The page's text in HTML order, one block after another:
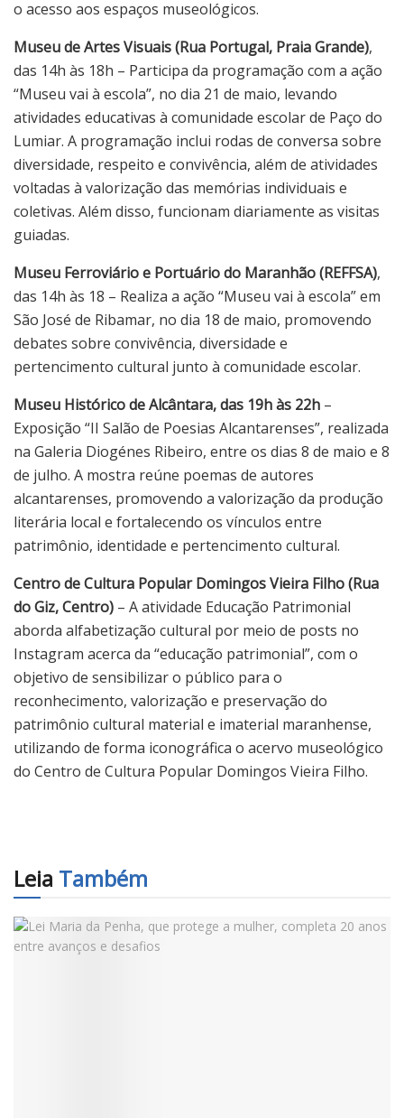
o acesso aos espaços museológicos.
Museu de Artes Visuais (Rua Portugal, Praia Grande),
das 14h às 18h – Participa da programação com a ação
“Museu vai à escola”, no dia 21 de maio, levando
atividades educativas à comunidade escolar de Paço do
Lumiar. A programação inclui rodas de conversa sobre
diversidade, respeito e convivência, além de atividades
voltadas à valorização das memórias individuais e
coletivas. Além disso, funcionam diariamente as visitas
guiadas.
Museu Ferroviário e Portuário do Maranhão (REFFSA),
das 14h às 18 – Realiza a ação “Museu vai à escola” em
São José de Ribamar, no dia 18 de maio, promovendo
debates sobre convivência, diversidade e
pertencimento cultural junto à comunidade escolar.
Museu Histórico de Alcântara, das 19h às 22h –
Exposição “II Salão de Poesias Alcantarenses”, realizada
na Galeria Diogénes Ribeiro, entre os dias 8 de maio e 8
de julho. A mostra reúne poemas de autores
alcantarenses, promovendo a valorização da produção
literária local e fortalecendo os vínculos entre
patrimônio, identidade e pertencimento cultural.
Centro de Cultura Popular Domingos Vieira Filho (Rua
do Giz, Centro) – A atividade Educação Patrimonial
aborda alfabetização cultural por meio de posts no
Instagram acerca da “educação patrimonial”, com o
objetivo de sensibilizar o público para o
reconhecimento, valorização e preservação do
patrimônio cultural material e imaterial maranhense,
utilizando de forma iconográfica o acervo museológico
do Centro de Cultura Popular Domingos Vieira Filho.
Leia Também